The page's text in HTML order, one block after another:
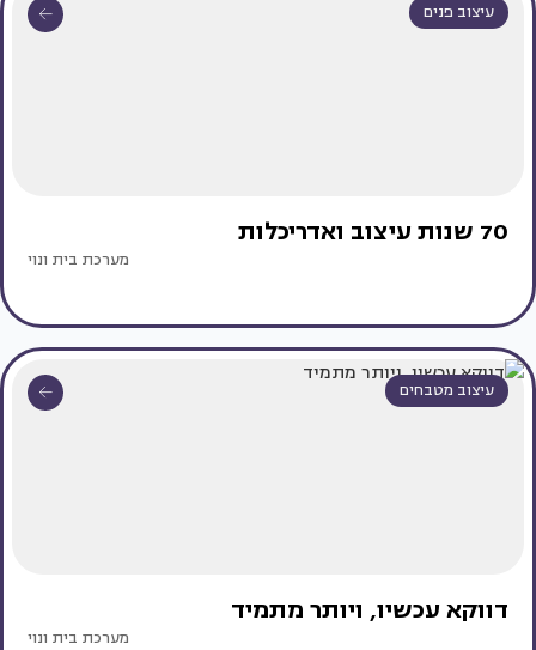
עיצוב פנים
70 שנות עיצוב ואדריכלות
מערכת בית ונוי
עיצוב מטבחים
דווקא עכשיו, ויותר מתמיד
מערכת בית ונוי